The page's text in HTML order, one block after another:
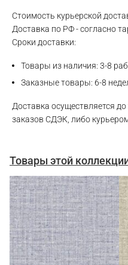
Стоимость курьерской
Доставка по РФ - согласно
Сроки доставки:
Товары из наличия: 3-8
Заказные товары: 6-8
Доставка осуществляется
заказов СДЭК, либо
Товары этой